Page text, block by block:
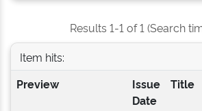
Results 1-1 of 1 (Search
Item hits:
Preview
Issue
Date
Title